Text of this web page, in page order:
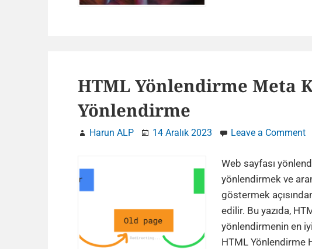
HTML Yönlendirme Meta
Yönlendirme
Harun ALP 14 Aralık 2023 Leave a Commenton
Web sayfası
yönlendirmek ve
göstermek
edilir. Bu yazıda,
yönlendirmenin en
HTML Yönlendirme